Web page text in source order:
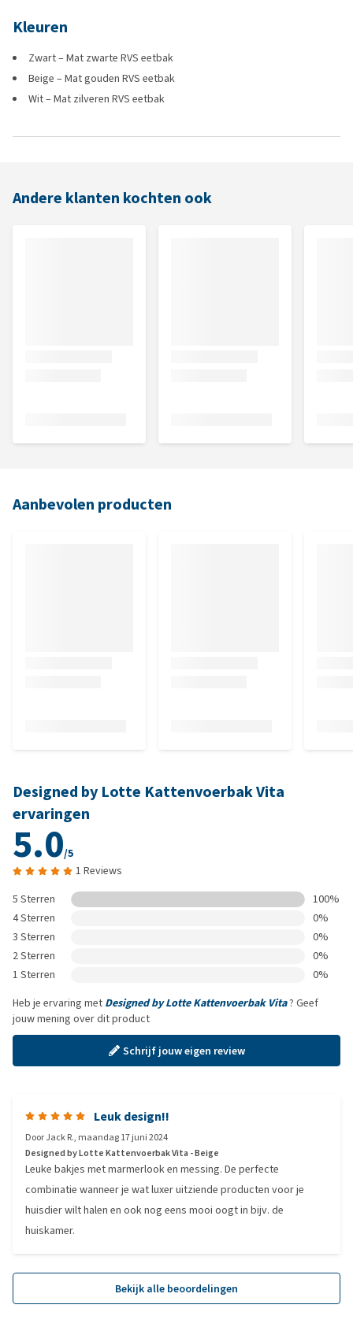
Kleuren
Zwart – Mat zwarte RVS eetbak
Beige – Mat gouden RVS eetbak
Wit – Mat zilveren RVS eetbak
Andere klanten kochten ook
Aanbevolen producten
Designed by Lotte Kattenvoerbak Vita
ervaringen
5.0/5
1 Reviews
5 Sterren
100%
4 Sterren
0%
3 Sterren
0%
2 Sterren
0%
1 Sterren
0%
Heb je ervaring met Designed by Lotte Kattenvoerbak Vita? Geef
jouw mening over dit product
Schrijf jouw eigen review
Leuk design!!
DoorJack R., maandag 17 juni 2024
Designed by Lotte Kattenvoerbak Vita - Beige
Leuke bakjes met marmerlook en messing. De perfecte
combinatie wanneer je wat luxer uitziende producten voor je
huisdier wilt halen en ook nog eens mooi oogt in bijv. de
huiskamer.
Bekijk alle beoordelingen